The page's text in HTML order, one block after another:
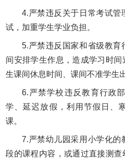
4.严禁违反关于日常考试管
试，加重学生学业负担。
5.严禁违反国家和省级教育
间安排学生作息，造成学习时
生课间休息时间、课间不准学生
6.严禁学校违反教育行政
学、延迟放假，利用节假日、
课。
7.严禁幼儿园采用小学化的
段的课程内容，或通过直接测